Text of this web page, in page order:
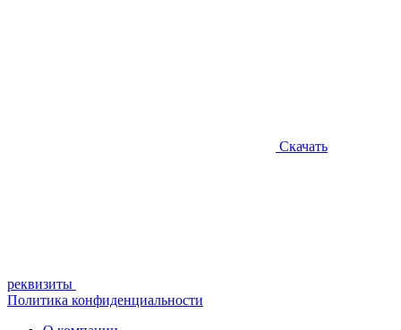
Скачать
реквизиты
Политика конфиденциальности